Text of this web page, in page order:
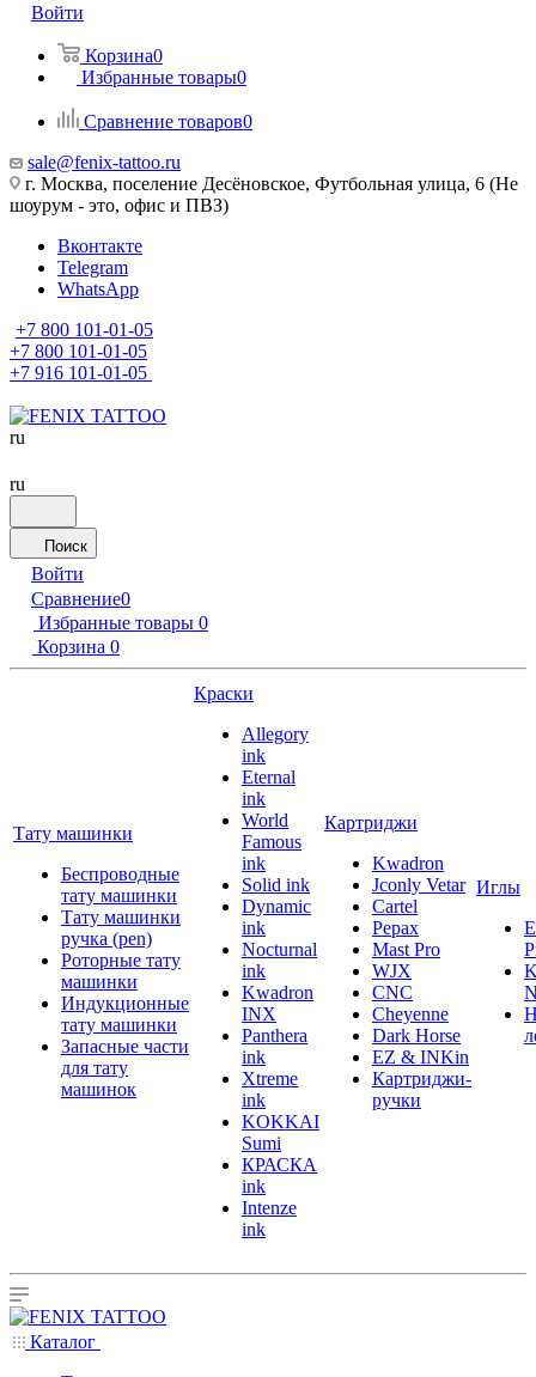
Войти
Корзина0
Избранные товары0
Сравнение товаров0
sale@fenix-tattoo.ru
г. Москва, поселение Десёновское, Футбольная улица, 6 (Не
шоурум - это, офис и ПВЗ)
Вконтакте
Telegram
WhatsApp
+7 800 101-01-05
+7 800 101-01-05
+7 916 101-01-05
ru
ru
Поиск
Войти
Сравнение0
Избранные товары 0
Корзина 0
Тату машинки
Беспроводные
тату машинки
Тату машинки
ручка (pen)
Роторные тату
машинки
Индукционные
тату машинки
Запасные части
для тату
машинок
Краски
Allegory
ink
Eternal
ink
World
Famous
ink
Solid ink
Dynamic
ink
Nocturnal
ink
Kwadron
INX
Panthera
ink
Xtreme
ink
KOKKAI
Sumi
КРАСКА
ink
Intenze
ink
Картриджи
Kwadron
Jconly Vetar
Cartel
Pepax
Mast Pro
WJX
CNC
Cheyenne
Dark Horse
EZ & INKin
Картриджи-
ручки
Иглы
Каталог